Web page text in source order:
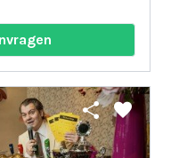
share favorite